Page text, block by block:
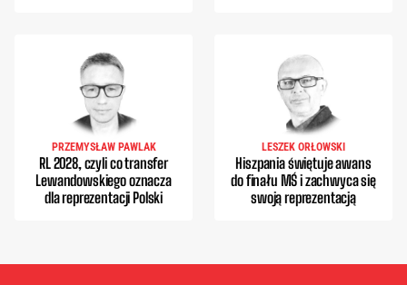
PRZEMYSŁAW PAWLAK
RL 2028, czyli co transfer
Lewandowskiego oznacza
dla reprezentacji Polski
LESZEK ORŁOWSKI
Hiszpania świętuje awans
do finału MŚ i zachwyca się
swoją reprezentacją